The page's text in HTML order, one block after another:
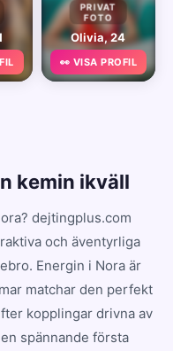
PRIVAT
FOTO
Olivia, 24
👀 VISA PROFIL
kemin ikväll
dejtingplus.com
och äventyrliga
Energin i Nora är
matchar den perfekt
kopplingar drivna av
spännande första